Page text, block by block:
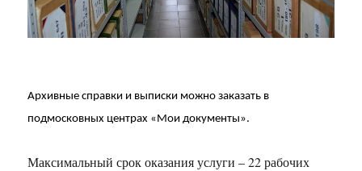
Архивные справки и выписки можно заказать в
подмосковных центрах «Мои документы».
Максимальный срок оказания услуги – 22 рабочих